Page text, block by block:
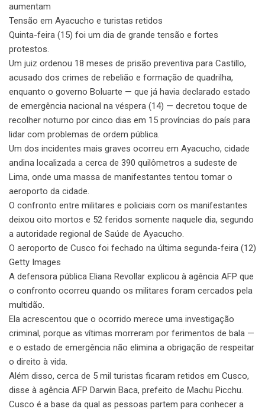
aumentam
Tensão em Ayacucho e turistas retidos
Quinta-feira (15) foi um dia de grande tensão e fortes
protestos.
Um juiz ordenou 18 meses de prisão preventiva para Castillo,
acusado dos crimes de rebelião e formação de quadrilha,
enquanto o governo Boluarte — que já havia declarado estado
de emergência nacional na véspera (14) — decretou toque de
recolher noturno por cinco dias em 15 províncias do país para
lidar com problemas de ordem pública.
Um dos incidentes mais graves ocorreu em Ayacucho, cidade
andina localizada a cerca de 390 quilômetros a sudeste de
Lima, onde uma massa de manifestantes tentou tomar o
aeroporto da cidade.
O confronto entre militares e policiais com os manifestantes
deixou oito mortos e 52 feridos somente naquele dia, segundo
a autoridade regional de Saúde de Ayacucho.
O aeroporto de Cusco foi fechado na última segunda-feira (12)
Getty Images
A defensora pública Eliana Revollar explicou à agência AFP que
o confronto ocorreu quando os militares foram cercados pela
multidão.
Ela acrescentou que o ocorrido merece uma investigação
criminal, porque as vítimas morreram por ferimentos de bala —
e o estado de emergência não elimina a obrigação de respeitar
o direito à vida.
Além disso, cerca de 5 mil turistas ficaram retidos em Cusco,
disse à agência AFP Darwin Baca, prefeito de Machu Picchu.
Cusco é a base da qual as pessoas partem para conhecer a